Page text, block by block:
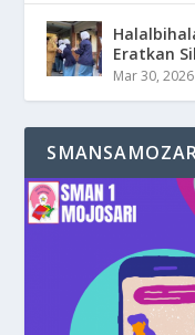
Eratkan
Mar 30, 2026